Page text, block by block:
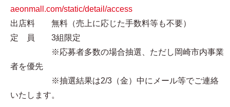
aeonmall.com/static/detail/access
出店料 無料（売上に応じた手数料等も不要）
定 員 3組限定
※応募者多数の場合抽選、ただし岡崎市内事業
者を優先
※抽選結果は2/3（金）中にメール等でご連絡
いたします。